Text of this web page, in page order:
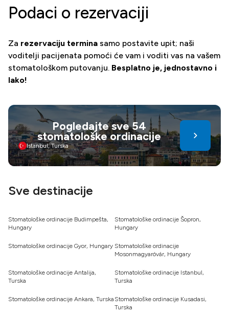
Podaci o rezervaciji
Za rezervaciju termina samo postavite upit; naši
voditelji pacijenata pomoći će vam i voditi vas na vašem
stomatološkom putovanju. Besplatno je, jednostavno i
lako!
Pogledajte sve 54
stomatološke ordinacije
Istanbul, Turska
Sve destinacije
Stomatološke ordinacije Budimpešta,
Hungary
Stomatološke ordinacije Šopron,
Hungary
Stomatološke ordinacije Gyor, Hungary Stomatološke ordinacije
Mosonmagyaróvár, Hungary
Stomatološke ordinacije Antalija,
Turska
Stomatološke ordinacije Istanbul,
Turska
Stomatološke ordinacije Ankara, Turska Stomatološke ordinacije Kusadasi,
Turska